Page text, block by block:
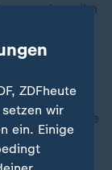
verehren ihn
Petrobras
ZDFheute
wir
ein. Einige